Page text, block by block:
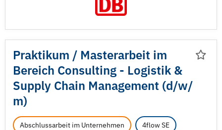
Praktikum / Masterarbeit im
Bereich Consulting - Logistik &
Supply Chain Management (d/w/
m)
Abschlussarbeit im Unternehmen 4flow SE